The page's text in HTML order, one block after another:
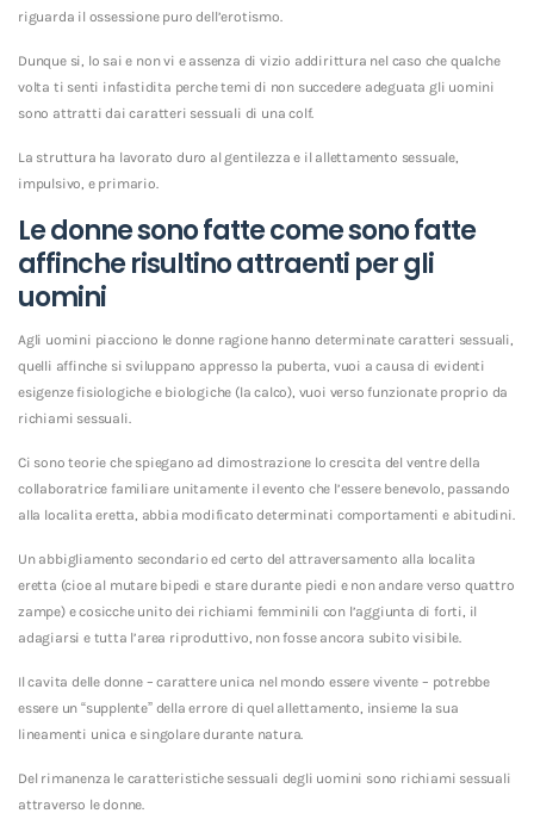
riguarda il ossessione puro dell’erotismo.
Dunque si, lo sai e non vi e assenza di vizio addirittura nel caso che qualche
volta ti senti infastidita perche temi di non succedere adeguata gli uomini
sono attratti dai caratteri sessuali di una colf.
La struttura ha lavorato duro al gentilezza e il allettamento sessuale,
impulsivo, e primario.
Le donne sono fatte come sono fatte
affinche risultino attraenti per gli
uomini
Agli uomini piacciono le donne ragione hanno determinate caratteri sessuali,
quelli affinche si sviluppano appresso la puberta, vuoi a causa di evidenti
esigenze fisiologiche e biologiche (la calco), vuoi verso funzionate proprio da
richiami sessuali.
Ci sono teorie che spiegano ad dimostrazione lo crescita del ventre della
collaboratrice familiare unitamente il evento che l’essere benevolo, passando
alla localita eretta, abbia modificato determinati comportamenti e abitudini.
Un abbigliamento secondario ed certo del attraversamento alla localita
eretta (cioe al mutare bipedi e stare durante piedi e non andare verso quattro
zampe) e cosicche unito dei richiami femminili con l’aggiunta di forti, il
adagiarsi e tutta l’area riproduttivo, non fosse ancora subito visibile.
Il cavita delle donne – carattere unica nel mondo essere vivente – potrebbe
essere un “supplente” della errore di quel allettamento, insieme la sua
lineamenti unica e singolare durante natura.
Del rimanenza le caratteristiche sessuali degli uomini sono richiami sessuali
attraverso le donne.